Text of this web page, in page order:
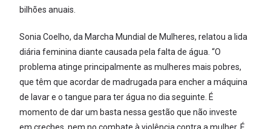
bilhões anuais.
Sonia Coelho, da Marcha Mundial de Mulheres, relatou a lida
diária feminina diante causada pela falta de água. “O
problema atinge principalmente as mulheres mais pobres,
que têm que acordar de madrugada para encher a máquina
de lavar e o tangue para ter água no dia seguinte. É
momento de dar um basta nessa gestão que não investe